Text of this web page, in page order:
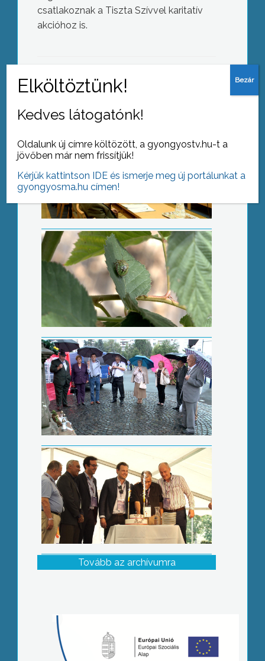
csatlakoznak a Tiszta Szívvel karitatív
akcióhoz is.
AZ AKTUÁLIS NAPI HÍREI
Fontos döntések: jégpálya,
Osztálytalálkozó, ötven év után
Apollo családi nap
Tovább az archívumra
Kedves látogatónk!
Oldalunk új címre költözött, a gyongyostv.hu-t a
jövőben már nem frissítjük!
Kérjük kattintson IDE és ismerje meg új portálunkat a
gyongyosma.hu címen!